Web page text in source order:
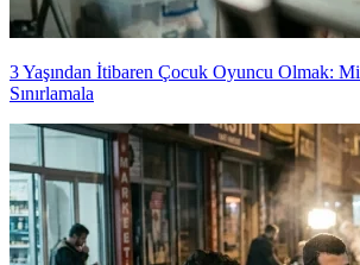
3 Yaşından İtibaren Çocuk Oyuncu Olmak:
Sınırlamala